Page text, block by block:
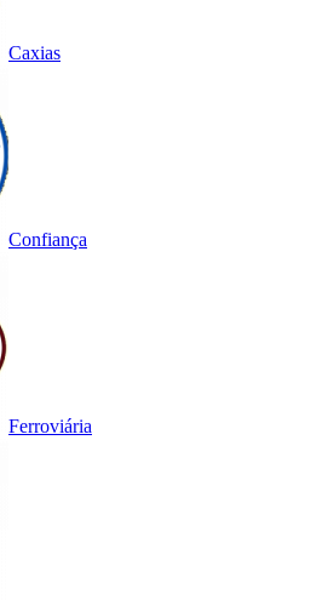
Caxias
Confiança
Ferroviária